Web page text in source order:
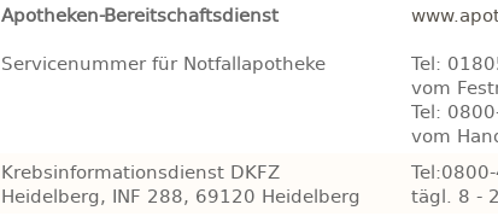
Apotheken-Bereitschaftsdienst
Servicenummer für Notfallapotheke
Tel:
vom
Tel:
vom
Krebsinformationsdienst DKFZ
Heidelberg, INF 288, 69120 Heidelberg
tägl. 8 -